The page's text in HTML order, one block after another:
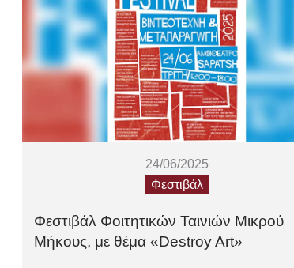
24/06/2025
Φεστιβάλ
Φεστιβάλ Φοιτητικών Ταινιών Μικρού
Μήκους, με θέμα «Destroy Art»